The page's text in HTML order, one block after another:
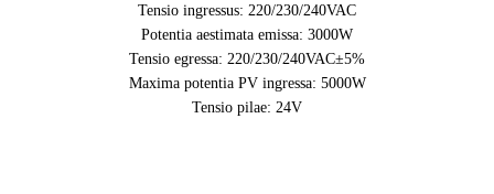
Tensio ingressus: 220/230/240VAC
Potentia aestimata emissa: 3000W
Tensio egressa: 220/230/240VAC±5%
Maxima potentia PV ingressa: 5000W
Tensio pilae: 24V